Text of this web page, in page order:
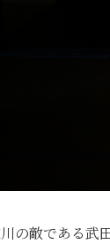
の敵である武